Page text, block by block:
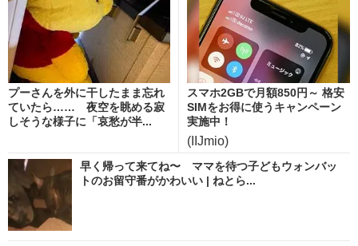
プーさんを外に干したまま忘れ
ていたら…… 夜空を眺める寂
しそうな様子に「哀愁が半...
スマホ2GBで月額850円～ 格安
SIMをお得に使うキャンペーン
実施中！
(IIJmio)
早く帰って来てね〜 ママを待つ子どもウォンバッ
トのお留守番がかわいい | ねとら...